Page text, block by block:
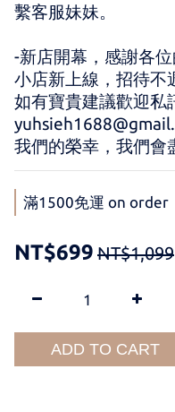
繫客服妹妹。
-新店開幕，感謝各位
小店新上線，招待不
如有寶貴建議歡迎私
我們的榮幸，我們
滿1500免運 on order
NT$699 NT$1,099
ADD TO CART